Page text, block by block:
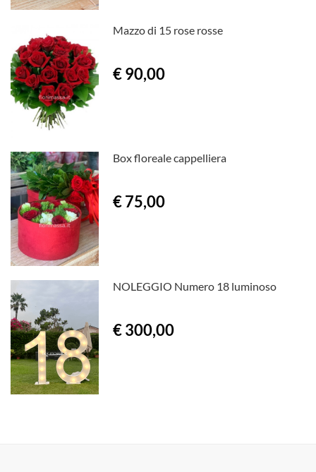
Mazzo di 15 rose rosse
€ 90,00
Box floreale cappelliera
€ 75,00
NOLEGGIO Numero 18 luminoso
€ 300,00